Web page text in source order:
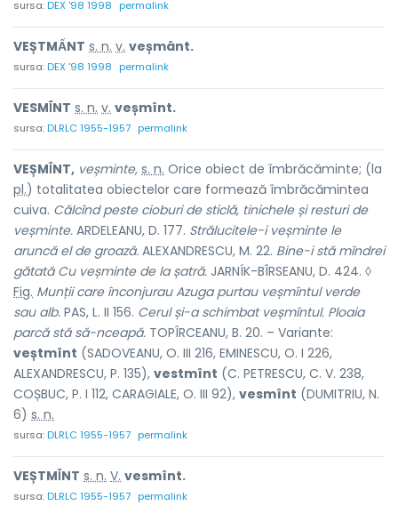
sursa:DEX '98 1998 permalink
VEȘTMẤNT s. n. v. veșmânt.
sursa:DEX '98 1998 permalink
VESMÎ́NT s. n. v. veșmînt.
sursa:DLRLC 1955-1957 permalink
VEȘMÎ́NT, veșminte, s. n. Orice obiect de îmbrăcăminte; (la
pl.) totalitatea obiectelor care formează îmbrăcămintea
cuiva. Călcînd peste cioburi de sticlă, tinichele și resturi de
veșminte. ARDELEANU, D. 177. Strălucitele-i veșminte le
aruncă el de groază. ALEXANDRESCU, M. 22. Bine-i stă mîndrei
gătată Cu veșminte de la șatră. JARNÍK-BÎRSEANU, D. 424. ◊
Fig. Munții care înconjurau Azuga purtau veșmîntul verde
sau alb. PAS, L. II 156. Cerul și-a schimbat veșmîntul. Ploaia
parcă stă să-nceapă. TOPÎRCEANU, B. 20. – Variante:
veștmînt (SADOVEANU, O. III 216, EMINESCU, O. I 226,
ALEXANDRESCU, P. 135), vestmînt (C. PETRESCU, C. V. 238,
COȘBUC, P. I 112, CARAGIALE, O. III 92), vesmînt (DUMITRIU, N.
6) s. n.
sursa:DLRLC 1955-1957 permalink
VEȘTMÎ́NT s. n. V. vesmînt.
sursa:DLRLC 1955-1957 permalink